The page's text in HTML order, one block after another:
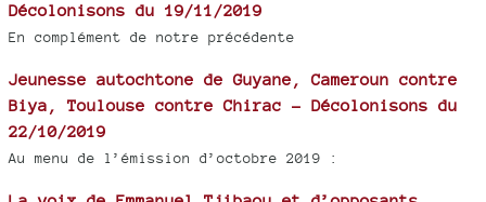
Décolonisons du 19/11/2019
En complément de notre précédente
Jeunesse autochtone de Guyane, Cameroun contre
Biya, Toulouse contre Chirac - Décolonisons du
22/10/2019
Au menu de l’émission d’octobre 2019 :